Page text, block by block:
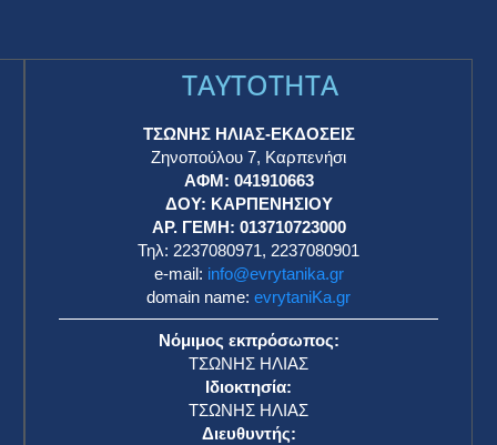
TAYTOTHTA
ΤΣΩΝΗΣ ΗΛΙΑΣ-ΕΚΔΟΣΕΙΣ
Ζηνοπούλου 7, Καρπενήσι
ΑΦΜ: 041910663
ΔΟΥ: ΚΑΡΠΕΝΗΣΙΟΥ
ΑΡ. ΓΕΜΗ: 013710723000
Τηλ: 2237080971, 2237080901
e-mail: info@evrytanika.gr
domain name: evrytaniKa.gr
Νόμιμος εκπρόσωπος:
ΤΣΩΝΗΣ ΗΛΙΑΣ
Ιδιοκτησία:
ΤΣΩΝΗΣ ΗΛΙΑΣ
Διευθυντής: